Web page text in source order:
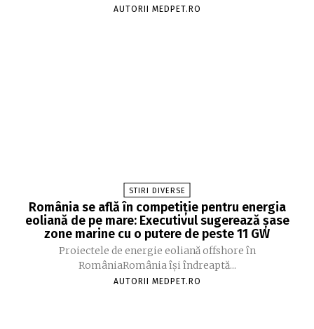
AUTORII MEDPET.RO
STIRI DIVERSE
România se află în competiție pentru energia
eoliană de pe mare: Executivul sugerează șase
zone marine cu o putere de peste 11 GW
Proiectele de energie eoliană offshore în
RomâniaRomânia își îndreaptă...
AUTORII MEDPET.RO